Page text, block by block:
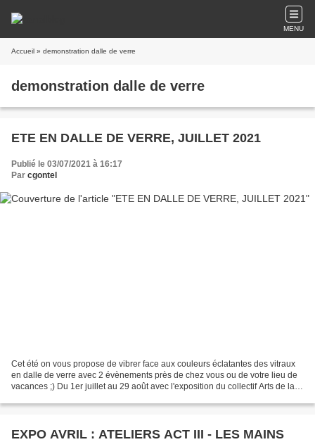
MENU
Accueil » demonstration dalle de verre
demonstration dalle de verre
ETE EN DALLE DE VERRE, JUILLET 2021
Publié le 03/07/2021 à 16:17
Par cgontel
Cet été on vous propose de vibrer face aux couleurs éclatantes des vitraux
en dalle de verre avec 2 évènements près de chez vous ou de votre lieu de
vacances ;) Du 1er juillet au 29 août avec l'exposition du collectif Arts de la
EXPO AVRIL : ATELIERS ACT III - LES MAINS